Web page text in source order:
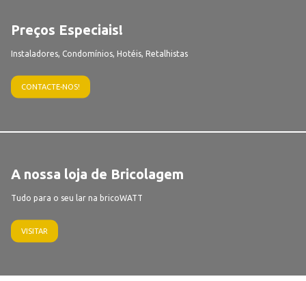
Preços Especiais!
Instaladores, Condomínios, Hotéis, Retalhistas
CONTACTE-NOS!
A nossa loja de Bricolagem
Tudo para o seu lar na bricoWATT
VISITAR